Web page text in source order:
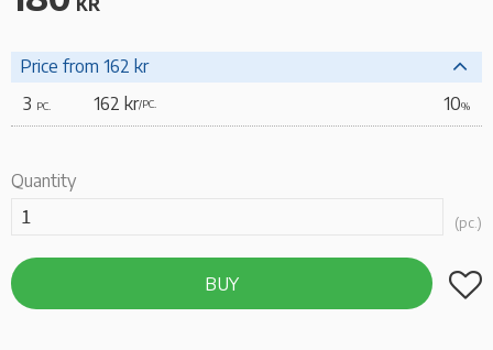
Price from 162 kr
3 PC. 162 kr/PC. 10%
Quantity
pc.
BUY Add